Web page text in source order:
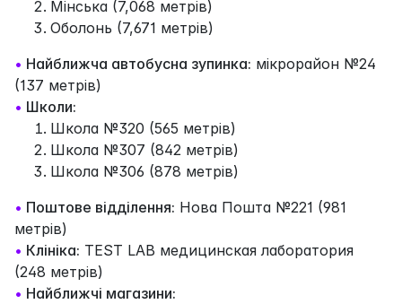
Мінська (7,068 метрів)
Оболонь (7,671 метрів)
• Найближча автобусна зупинка: мікрорайон №24
(137 метрів)
• Школи:
Школа №320 (565 метрів)
Школа №307 (842 метрів)
Школа №306 (878 метрів)
• Поштове відділення: Нова Пошта №221 (981
метрів)
• Клініка: TEST LAB медицинская лаборатория
(248 метрів)
• Найближчі магазини: